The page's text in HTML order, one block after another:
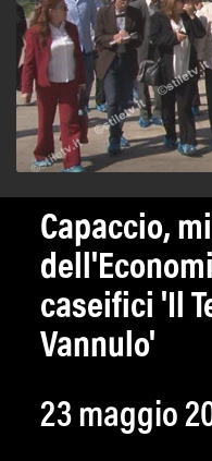
Capaccio,
caseifici 'Il
Vannulo'
23 maggio